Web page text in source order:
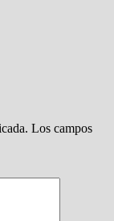
Los campos